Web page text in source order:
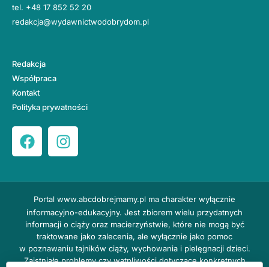
tel. +48 17 852 52 20
redakcja@wydawnictwodobrydom.pl
Redakcja
Współpraca
Kontakt
Polityka prywatności
Portal www.abcdobrejmamy.pl ma charakter wyłącznie
informacyjno-edukacyjny. Jest zbiorem wielu przydatnych
informacji o ciąży oraz macierzyństwie, które nie mogą być
traktowane jako zalecenia, ale wyłącznie jako pomoc
w poznawaniu tajników ciąży, wychowania i pielęgnacji dzieci.
Zaistniałe problemy czy wątpliwości dotyczące konkretnych